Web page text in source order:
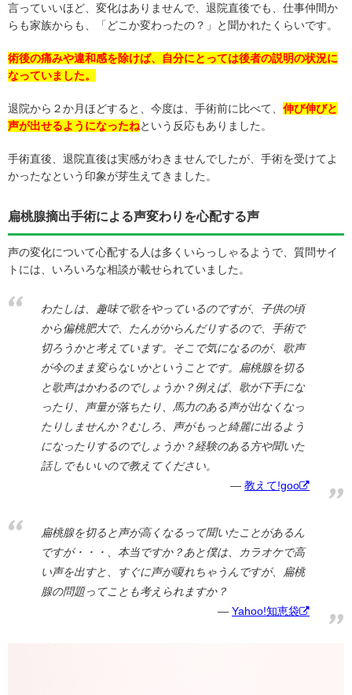
言っていいほど、変化はありませんで、退院直後でも、仕事仲間か
らも家族からも、「どこか変わったの？」と聞かれたくらいです。
術後の痛みや違和感を除けば、自分にとっては後者の説明の状況に
なっていました。
退院から２か月ほどすると、今度は、手術前に比べて、 伸び伸びと
声が出せるようになったねという反応もありました。
手術直後、退院直後は実感がわきませんでしたが、手術を受けてよ
かったなという印象が芽生えてきました。
扁桃腺摘出手術による声変わりを心配する声
声の変化について心配する人は多くいらっしゃるようで、質問サイ
トには、いろいろな相談が載せられていました。
わたしは、趣味で歌をやっているのですが、子供の頃
から偏桃肥大で、たんがからんだりするので、手術で
切ろうかと考えています。そこで気になるのが、歌声
が今のまま変らないかということです。扁桃腺を切る
と歌声はかわるのでしょうか？例えば、歌が下手にな
ったり、声量が落ちたり、馬力のある声が出なくなっ
たりしませんか？むしろ、声がもっと綺麗に出るよう
になったりするのでしょうか？経験のある方や聞いた
話しでもいいので教えてください。
教えて!goo
扁桃腺を切ると声が高くなるって聞いたことがあるん
ですが・・・、本当ですか？あと僕は、カラオケで高
い声を出すと、すぐに声が嗄れちゃうんですが、扁桃
腺の問題ってことも考えられますか？
Yahoo!知恵袋